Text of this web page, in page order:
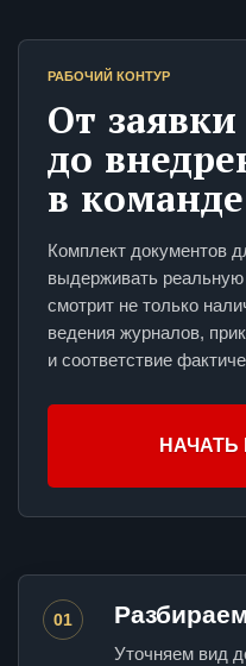
РАБОЧИЙ КОНТУР
От заявки
до
в команде
Комплект документов
выдерживать реальную
смотрит не только
ведения журналов,
и соответствие
НАЧАТЬ
01
Уточняем вид